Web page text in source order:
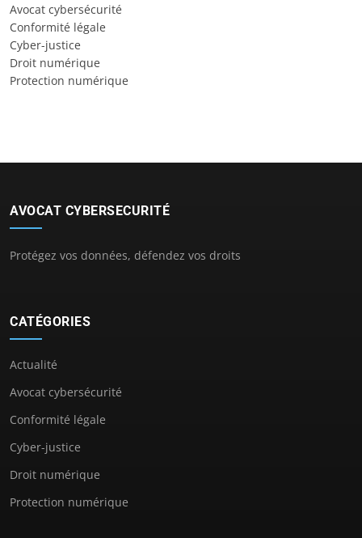
Avocat cybersécurité
Conformité légale
Cyber-justice
Droit numérique
Protection numérique
AVOCAT CYBERSECURITÉ
Protégez vos données, défendez vos droits
CATÉGORIES
Actualité
Avocat cybersécurité
Conformité légale
Cyber-justice
Droit numérique
Protection numérique